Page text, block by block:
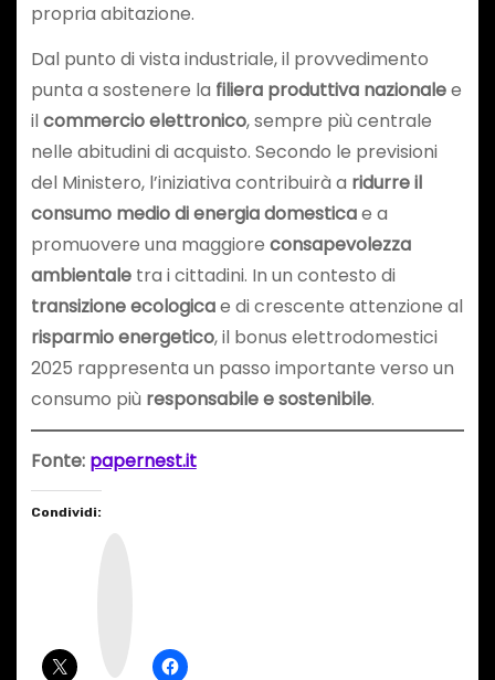
propria abitazione.
Dal punto di vista industriale, il provvedimento
punta a sostenere la filiera produttiva nazionalee
ilcommercio elettronico, sempre più centrale
nelle abitudini di acquisto. Secondo le previsioni
del Ministero, l’iniziativa contribuirà a ridurre il
consumo medio di energia domesticae a
promuovere una maggiore consapevolezza
ambientaletra i cittadini. In un contesto di
transizione ecologicae di crescente attenzione al
risparmio energetico, il bonus elettrodomestici
2025 rappresenta un passo importante verso un
consumo più responsabile e sostenibile.
Fonte: papernest.it
Condividi: